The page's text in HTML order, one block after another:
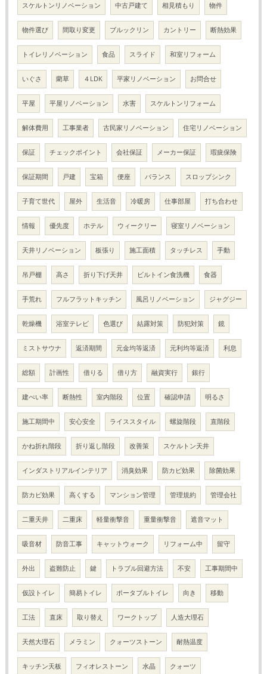
スケルトンリノベーション 中古戸建て 相見積もり 物件
物件選び 間取り変更 ブルックリン カントリー 断熱効果
トイレリノベーション 食品 スライド 和室リフォーム
いぐさ 藺草 ４LDK 平家リノベーション お問合せ
平屋 平屋リノベーション 水害 スケルトンリフォーム
解体費用 工事業者 古民家リノベーション 住宅リノベーション
保証 チェックポイント 会社保証 メーカー保証 瑕疵保険
保証期間 戸建 宝箱 便座 バランス スロップシンク
子育て世代 屋外 生活音 冷暖房 仕事部屋 打ち合わせ
情報 優先度 ホテル ウィークリー 寝室リノベーション
天井リノベーション 板張り 施工面積 タッチレス 手動
吊戸棚 高さ 折り下げ天井 ビルトイン食洗機 食器
手荒れ フルフラットキッチン 風呂リノベーション ジャグジー
乾燥機 浴室テレビ 色選び 結露対策 防犯対策 鏡
ミストサウナ 返済期間 元金均等返済 元利均等返済 利息
総額 計画性 借りる 借り方 融資実行 銀行
建ぺい率 断熱性 室内階段 位置 確認申請 明るさ
施工期間中 安心安全 ライススタイル 螺旋階段 直階段
かね折れ階段 折り返し階段 改善策 スケルトン天井
インダストリアルインテリア 消臭効果 防カビ効果 除菌効果
防カビ効果 高くする マンション管理 管理規約 管理会社
二重天井 二重床 軽量衝撃音 重量衝撃音 遮音マット
吸音材 防音工事 キャットウォーク リフォーム中 留守
外出 盗難防止 鍵 トラブル回避方法 不安 工事期間中
仮設トイレ 簡易トイレ ポータブルトイレ 向き 移動
工法 直床 取り替え ワークトップ 人造大理石
天然大理石 メラミン クォーツストーン 耐熱温度
キッチン天板 フィオレストーン 水晶 クォーツ